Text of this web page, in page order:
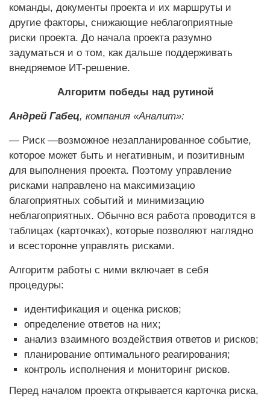
команды, документы проекта и их маршруты и
другие факторы, снижающие неблагоприятные
риски проекта. До начала проекта разумно
задуматься и о том, как дальше поддерживать
внедряемое ИТ-решение.
Алгоритм победы над рутиной
Андрей Габец, компания «Аналит»:
— Риск —возможное незапланированное событие,
которое может быть и негативным, и позитивным
для выполнения проекта. Поэтому управление
рисками направлено на максимизацию
благоприятных событий и минимизацию
неблагоприятных. Обычно вся работа проводится в
таблицах (карточках), которые позволяют наглядно
и всесторонне управлять рисками.
Алгоритм работы с ними включает в себя
процедуры:
идентификация и оценка рисков;
определение ответов на них;
анализ взаимного воздействия ответов и рисков;
планирование оптимального реагирования;
контроль исполнения и мониторинг рисков.
Перед началом проекта открывается карточка риска,